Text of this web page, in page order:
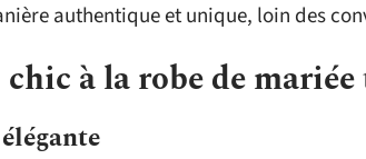
authentique et unique, loin des
à la robe de